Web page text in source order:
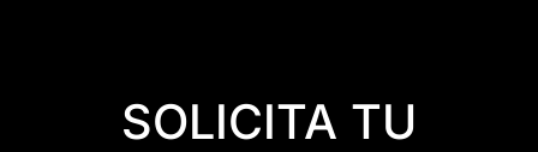
SOLICITA TU